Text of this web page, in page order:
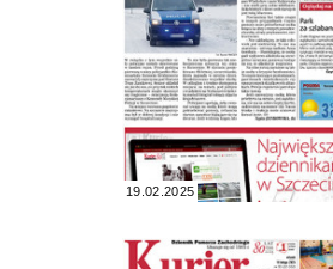
19.02.2025